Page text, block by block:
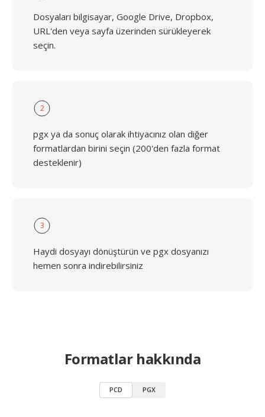
Dosyaları bilgisayar, Google Drive, Dropbox,
URL'den veya sayfa üzerinden sürükleyerek
seçin.
2
pgx ya da sonuç olarak ihtiyacınız olan diğer
formatlardan birini seçin (200'den fazla format
desteklenir)
3
Haydi dosyayı dönüştürün ve pgx dosyanızı
hemen sonra indirebilirsiniz
Formatlar hakkında
PCD PGX